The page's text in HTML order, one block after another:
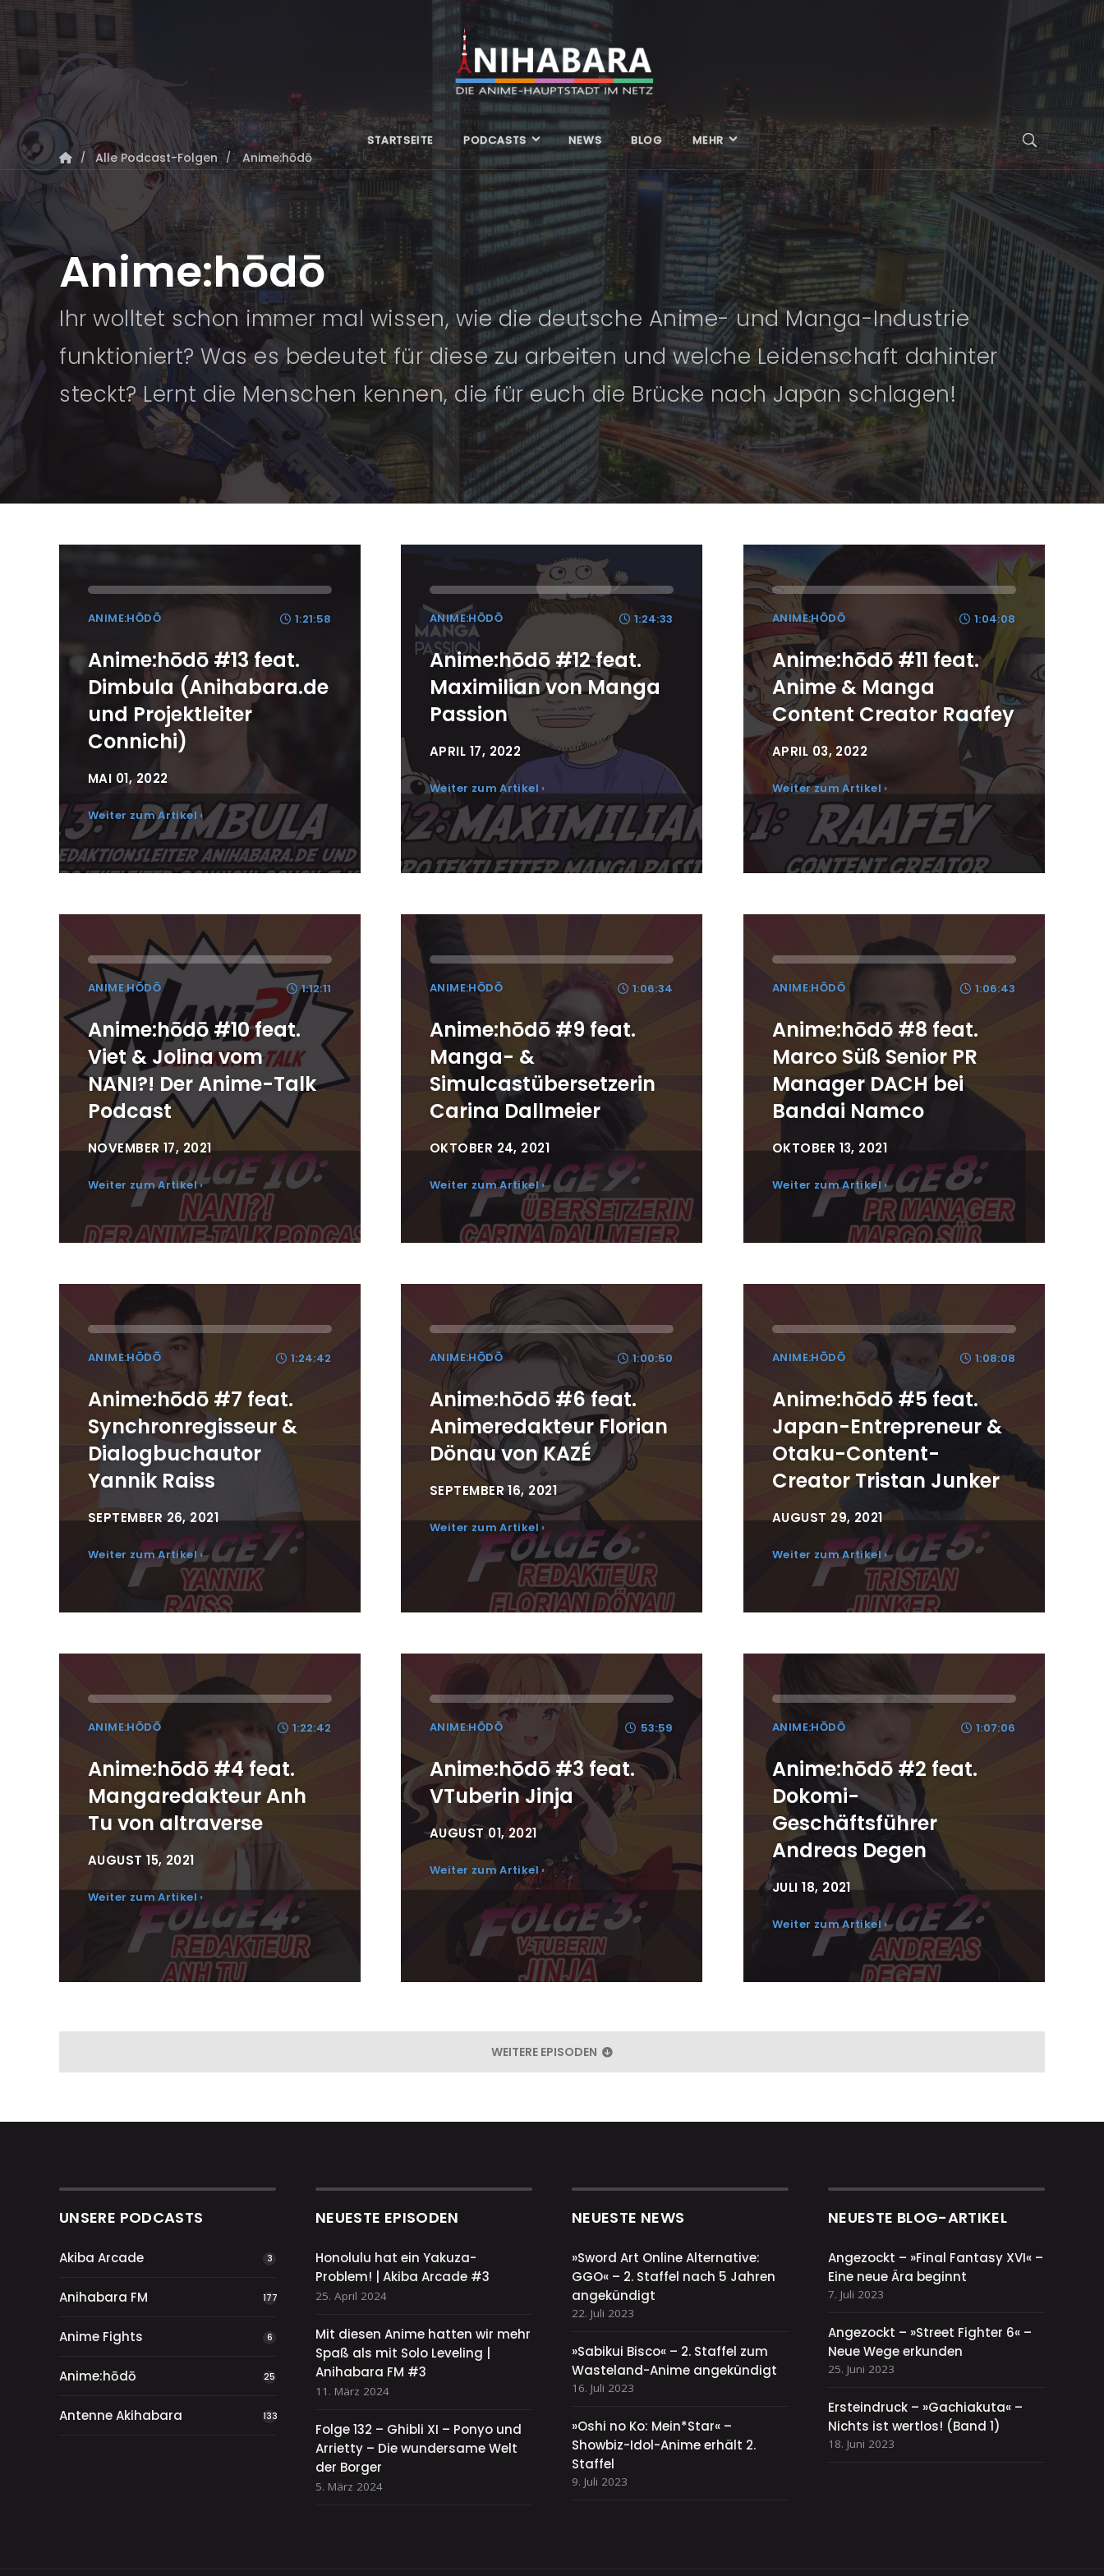
STARTSEITE PODCASTS NEWS BLOG MEHR
Alle Podcast-Folgen Anime:hōdō
Anime:hōdō
Ihr wolltet schon immer mal wissen, wie die deutsche Anime- und Manga-Industrie
funktioniert? Was es bedeutet für diese zu arbeiten und welche Leidenschaft dahinter
steckt? Lernt die Menschen kennen, die für euch die Brücke nach Japan schlagen!
ANIME:HŌDŌ 1:21:58
Anime:hōdō #13 feat.
Dimbula (Anihabara.de
und Projektleiter
Connichi)
MAI 01, 2022
Weiter zum Artikel ›
ANIME:HŌDŌ 1:24:33
Anime:hōdō #12 feat.
Maximilian von Manga
Passion
APRIL 17, 2022
Weiter zum Artikel ›
ANIME:HŌDŌ 1:04:08
Anime:hōdō #11 feat.
Anime & Manga
Content Creator Raafey
APRIL 03, 2022
Weiter zum Artikel ›
ANIME:HŌDŌ 1:12:11
Anime:hōdō #10 feat.
Viet & Jolina vom
NANI?! Der Anime-Talk
Podcast
NOVEMBER 17, 2021
Weiter zum Artikel ›
ANIME:HŌDŌ 1:06:34
Anime:hōdō #9 feat.
Manga- &
Simulcastübersetzerin
Carina Dallmeier
OKTOBER 24, 2021
Weiter zum Artikel ›
ANIME:HŌDŌ 1:06:43
Anime:hōdō #8 feat.
Marco Süß Senior PR
Manager DACH bei
Bandai Namco
OKTOBER 13, 2021
Weiter zum Artikel ›
ANIME:HŌDŌ 1:24:42
Anime:hōdō #7 feat.
Synchronregisseur &
Dialogbuchautor
Yannik Raiss
SEPTEMBER 26, 2021
Weiter zum Artikel ›
ANIME:HŌDŌ 1:00:50
Anime:hōdō #6 feat.
Animeredakteur Florian
Dönau von KAZÉ
SEPTEMBER 16, 2021
Weiter zum Artikel ›
ANIME:HŌDŌ 1:08:08
Anime:hōdō #5 feat.
Japan-Entrepreneur &
Otaku-Content-
Creator Tristan Junker
AUGUST 29, 2021
Weiter zum Artikel ›
ANIME:HŌDŌ 1:22:42
Anime:hōdō #4 feat.
Mangaredakteur Anh
Tu von altraverse
AUGUST 15, 2021
Weiter zum Artikel ›
ANIME:HŌDŌ 53:59
Anime:hōdō #3 feat.
VTuberin Jinja
AUGUST 01, 2021
Weiter zum Artikel ›
ANIME:HŌDŌ 1:07:06
Anime:hōdō #2 feat.
Dokomi-
Geschäftsführer
Andreas Degen
JULI 18, 2021
Weiter zum Artikel ›
WEITERE EPISODEN
UNSERE PODCASTS
Akiba Arcade 3
Anihabara FM 177
Anime Fights 6
Anime:hōdō 25
Antenne Akihabara 133
NEUESTE EPISODEN
Honolulu hat ein Yakuza-
Problem! | Akiba Arcade #3
25. April 2024
Mit diesen Anime hatten wir mehr
Spaß als mit Solo Leveling |
Anihabara FM #3
11. März 2024
Folge 132 – Ghibli XI – Ponyo und
Arrietty – Die wundersame Welt
der Borger
5. März 2024
NEUESTE NEWS
»Sword Art Online Alternative:
GGO« – 2. Staffel nach 5 Jahren
angekündigt
22. Juli 2023
»Sabikui Bisco« – 2. Staffel zum
Wasteland-Anime angekündigt
16. Juli 2023
»Oshi no Ko: Mein*Star« –
Showbiz-Idol-Anime erhält 2.
Staffel
9. Juli 2023
NEUESTE BLOG-ARTIKEL
Angezockt – »Final Fantasy XVI« –
Eine neue Ära beginnt
7. Juli 2023
Angezockt – »Street Fighter 6« –
Neue Wege erkunden
25. Juni 2023
Ersteindruck – »Gachiakuta« –
Nichts ist wertlos! (Band 1)
18. Juni 2023